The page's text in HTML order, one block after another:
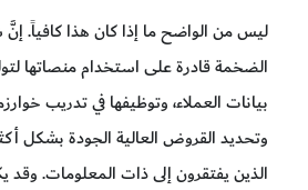
ليس من الواضح ما إذا كان هذا كافياً. إنَّ
الضخمة قادرة على استخدام منصاتها
بيانات العملاء، وتوظيفها في تدريب
وتحديد القروض العالية الجودة بشكل
الذين يفتقرون إلى ذات المعلومات. وقد